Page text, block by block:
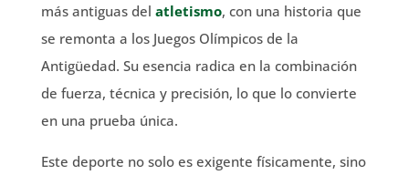
más antiguas del atletismo, con una historia que
se remonta a los Juegos Olímpicos de la
Antigüedad. Su esencia radica en la combinación
de fuerza, técnica y precisión, lo que lo convierte
en una prueba única.
Este deporte no solo es exigente físicamente, sino